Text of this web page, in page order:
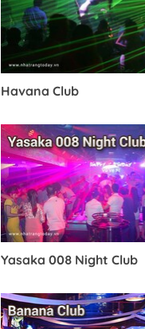
Havana Club
Yasaka 008 Night Club